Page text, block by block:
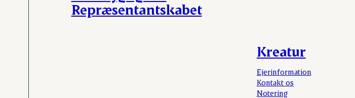
Kreatur
Ejerinformation
Kontakt os
Notering
Repræsentantskabet